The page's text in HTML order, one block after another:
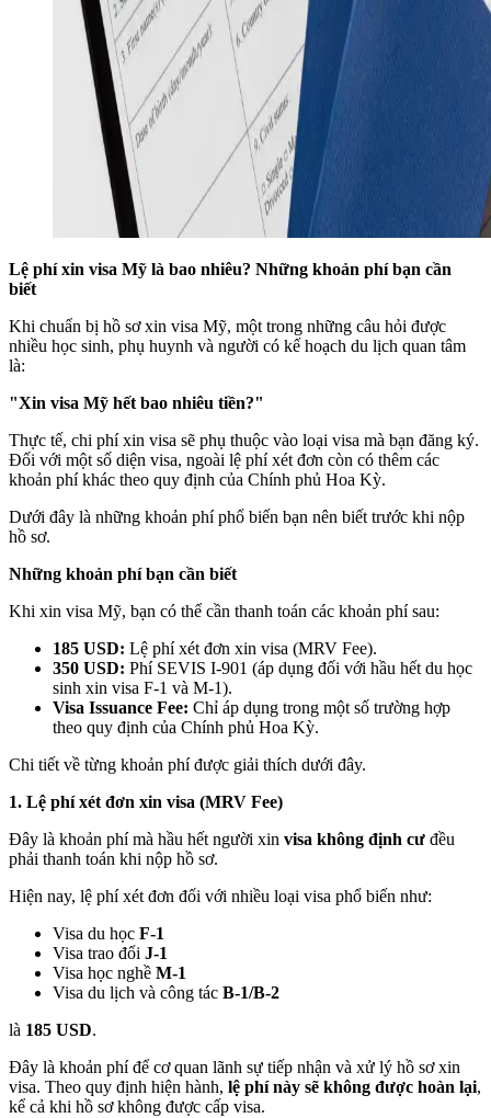
Lệ phí xin visa Mỹ là bao nhiêu? Những khoản phí bạn cần
biết
Khi chuẩn bị hồ sơ xin visa Mỹ, một trong những câu hỏi được
nhiều học sinh, phụ huynh và người có kế hoạch du lịch quan tâm
là:
"Xin visa Mỹ hết bao nhiêu tiền?"
Thực tế, chi phí xin visa sẽ phụ thuộc vào loại visa mà bạn đăng ký.
Đối với một số diện visa, ngoài lệ phí xét đơn còn có thêm các
khoản phí khác theo quy định của Chính phủ Hoa Kỳ.
Dưới đây là những khoản phí phổ biến bạn nên biết trước khi nộp
hồ sơ.
Những khoản phí bạn cần biết
Khi xin visa Mỹ, bạn có thể cần thanh toán các khoản phí sau:
185 USD: Lệ phí xét đơn xin visa (MRV Fee).
350 USD: Phí SEVIS I-901 (áp dụng đối với hầu hết du học
sinh xin visa F-1 và M-1).
Visa Issuance Fee: Chỉ áp dụng trong một số trường hợp
theo quy định của Chính phủ Hoa Kỳ.
Chi tiết về từng khoản phí được giải thích dưới đây.
1. Lệ phí xét đơn xin visa (MRV Fee)
Đây là khoản phí mà hầu hết người xin visa không định cư đều
phải thanh toán khi nộp hồ sơ.
Hiện nay, lệ phí xét đơn đối với nhiều loại visa phổ biến như:
Visa du học F-1
Visa trao đổi J-1
Visa học nghề M-1
Visa du lịch và công tác B-1/B-2
là 185 USD.
Đây là khoản phí để cơ quan lãnh sự tiếp nhận và xử lý hồ sơ xin
visa. Theo quy định hiện hành, lệ phí này sẽ không được hoàn lại,
kể cả khi hồ sơ không được cấp visa.